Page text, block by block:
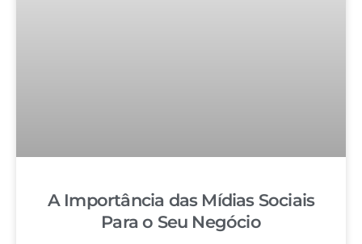
A Importância das Mídias Sociais
Para o Seu Negócio